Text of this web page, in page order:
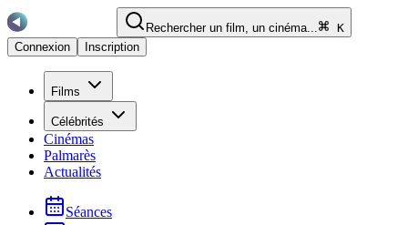
Rechercher un film, un cinéma...
K
Connexion
Inscription
Films
Célébrités
Cinémas
Palmarès
Actualités
Séances